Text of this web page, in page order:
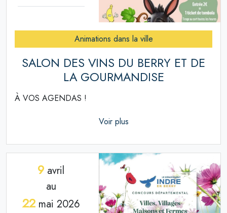
Animations dans la ville
SALON DES VINS DU BERRY ET DE
LA GOURMANDISE
À VOS AGENDAS !
Voir plus
9 avril
au
22mai 2026